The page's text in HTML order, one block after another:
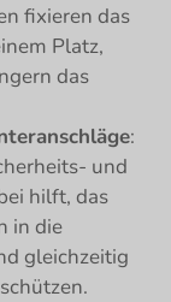
fixieren das
Platz,
das
:
und
hilft, das
in die
gleichzeitig